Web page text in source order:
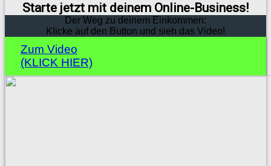
Starte jetzt mit deinem Online-Business!
Der Weg zu deinem Einkommen:
Klicke auf den Button und sieh das Video!
Zum Video
(KLICK HIER)